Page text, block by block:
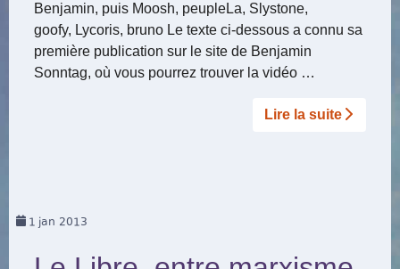
Benjamin, puis Moosh, peupleLa, Slystone,
goofy, Lycoris, bruno Le texte ci-dessous a connu sa
première publication sur le site de Benjamin
Sonntag, où vous pourrez trouver la vidéo …
Lire la suite­­
1 jan 2013